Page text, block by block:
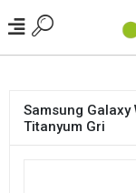
Samsung Galaxy
Titanyum Gri